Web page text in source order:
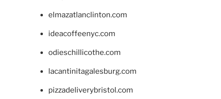
elmazatlanclinton.com
ideacoffeenyc.com
odieschillicothe.com
lacantinitagalesburg.com
pizzadeliverybristol.com